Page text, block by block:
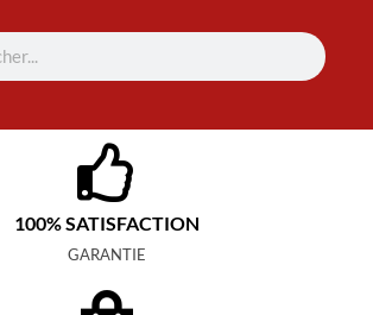
100% SATISFACTION
GARANTIE